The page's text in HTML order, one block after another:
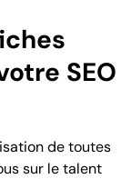
SEO
de toutes
sur le talent